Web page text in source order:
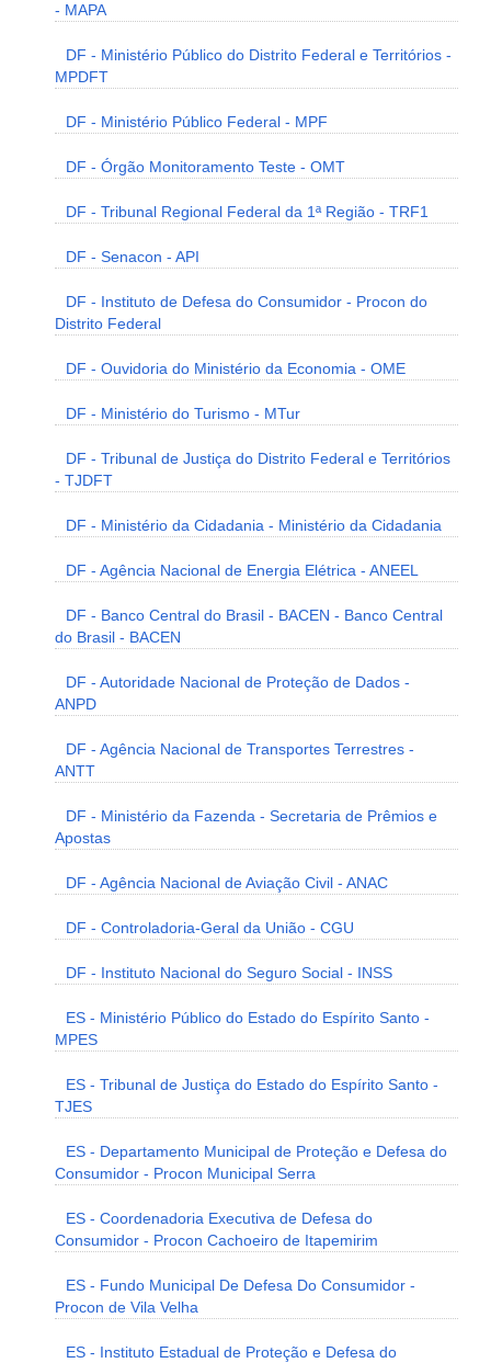
- MAPA
DF - Ministério Público do Distrito Federal e Territórios -
MPDFT
DF - Ministério Público Federal - MPF
DF - Órgão Monitoramento Teste - OMT
DF - Tribunal Regional Federal da 1ª Região - TRF1
DF - Senacon - API
DF - Instituto de Defesa do Consumidor - Procon do
Distrito Federal
DF - Ouvidoria do Ministério da Economia - OME
DF - Ministério do Turismo - MTur
DF - Tribunal de Justiça do Distrito Federal e Territórios
- TJDFT
DF - Ministério da Cidadania - Ministério da Cidadania
DF - Agência Nacional de Energia Elétrica - ANEEL
DF - Banco Central do Brasil - BACEN - Banco Central
do Brasil - BACEN
DF - Autoridade Nacional de Proteção de Dados -
ANPD
DF - Agência Nacional de Transportes Terrestres -
ANTT
DF - Ministério da Fazenda - Secretaria de Prêmios e
Apostas
DF - Agência Nacional de Aviação Civil - ANAC
DF - Controladoria-Geral da União - CGU
DF - Instituto Nacional do Seguro Social - INSS
ES - Ministério Público do Estado do Espírito Santo -
MPES
ES - Tribunal de Justiça do Estado do Espírito Santo -
TJES
ES - Departamento Municipal de Proteção e Defesa do
Consumidor - Procon Municipal Serra
ES - Coordenadoria Executiva de Defesa do
Consumidor - Procon Cachoeiro de Itapemirim
ES - Fundo Municipal De Defesa Do Consumidor -
Procon de Vila Velha
ES - Instituto Estadual de Proteção e Defesa do